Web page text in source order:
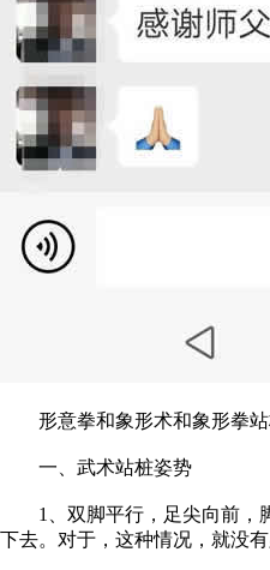
形意拳和象形术和象形拳站
一、武术站桩姿势
1、双脚平行，足尖向前，脚
下去。对于，这种情况，就没